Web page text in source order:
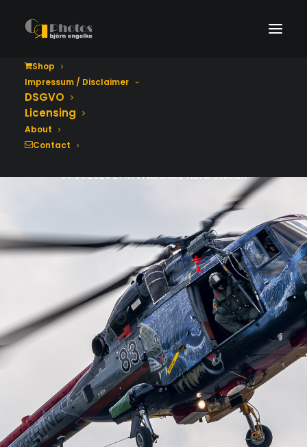
Shop
Impressum / Disclaimer
DSGVO
Licensing
About
Contact
Tag der Bundeswehr
06.06.2026 ETMN Nordholz Naval Station